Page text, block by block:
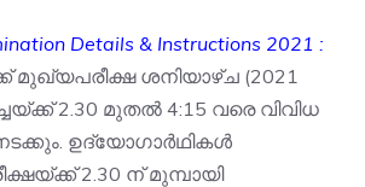
Details & Instructions 2021 :
മുഖ്യപരീക്ഷ ശനിയാഴ്ച (2021
2.30 മുതൽ 4:15 വരെ വിവിധ
ഉദ്യോഗാർഥികൾ
2.30 ന് മുമ്പായി